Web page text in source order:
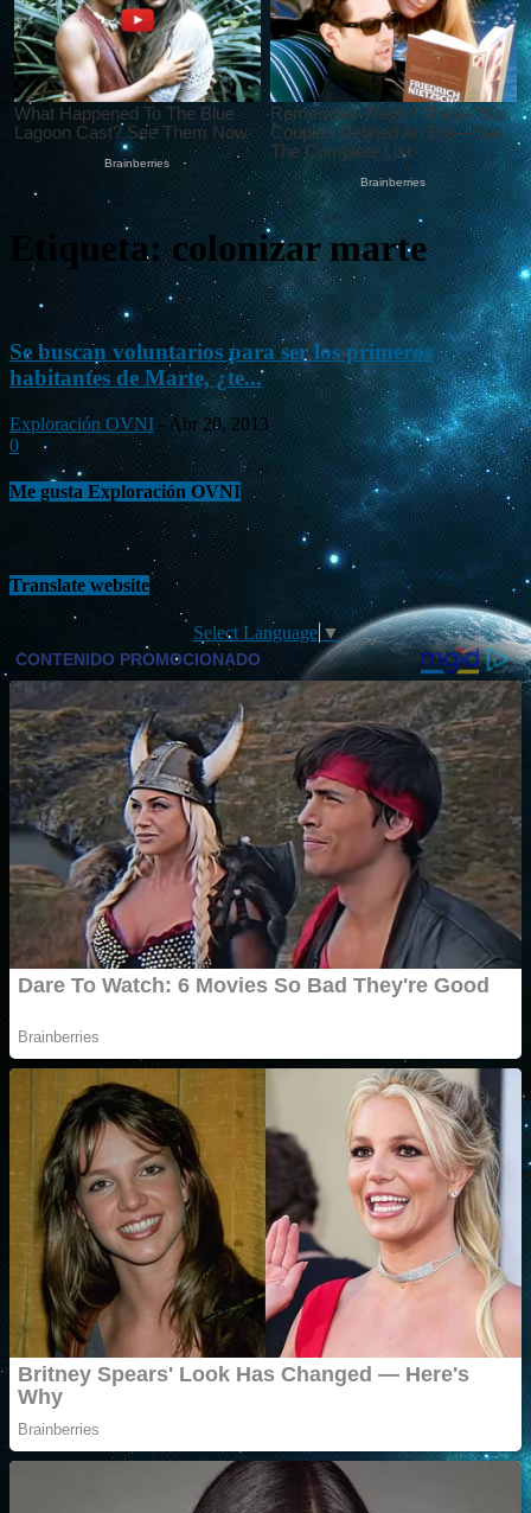
Etiqueta: colonizar marte
Se buscan voluntarios para ser los primeros
habitantes de Marte, ¿te...
Exploración OVNI - Abr 20, 2013
0
Me gusta Exploración OVNI
Translate website
Select Language ▼